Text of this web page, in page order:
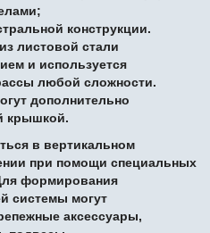
конструкции.
листовой стали
и используется
любой сложности.
дополнительно
крышкой.
в вертикальном
при помощи специальных
формирования
системы могут
аксессуары,